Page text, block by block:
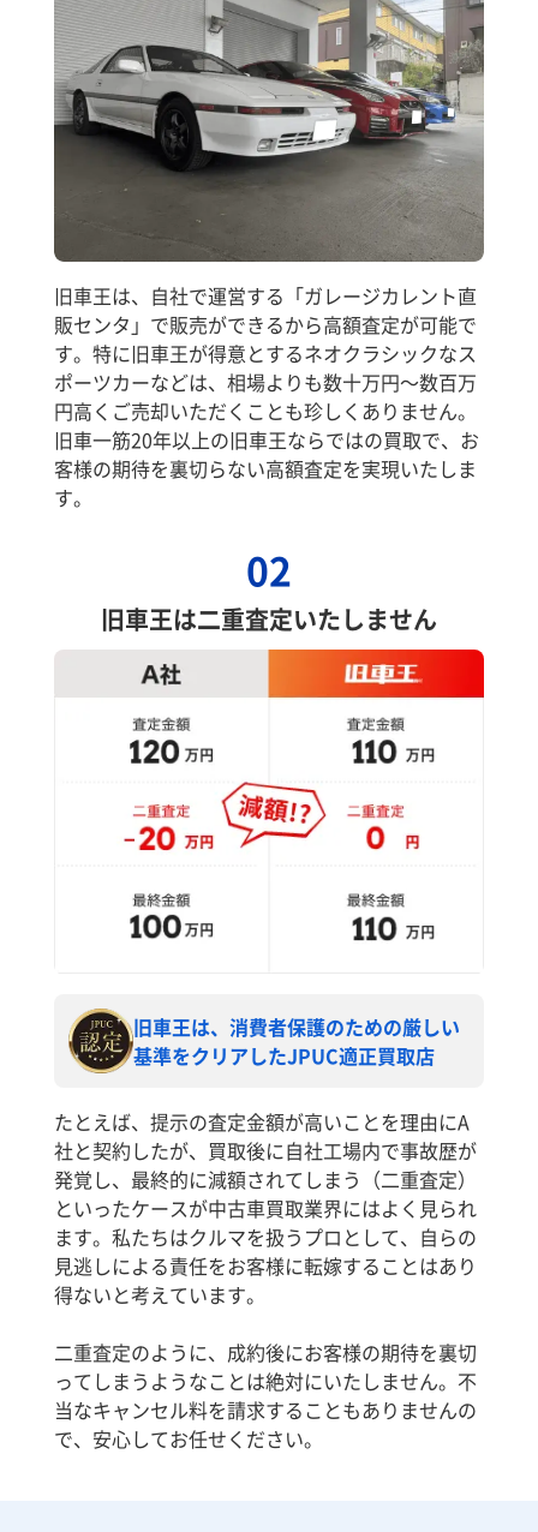
旧車王は、自社で運営する「ガレージカレント直
販センタ」で販売ができるから高額査定が可能で
す。特に旧車王が得意とするネオクラシックなス
ポーツカーなどは、相場よりも数十万円～数百万
円高くご売却いただくことも珍しくありません。
旧車一筋20年以上の旧車王ならではの買取で、お
客様の期待を裏切らない高額査定を実現いたしま
す。
02
旧車王は二重査定いたしません
旧車王は、消費者保護のための厳しい
基準をクリアしたJPUC適正買取店
たとえば、提示の査定金額が高いことを理由にA
社と契約したが、買取後に自社工場内で事故歴が
発覚し、最終的に減額されてしまう（二重査定）
といったケースが中古車買取業界にはよく見られ
ます。私たちはクルマを扱うプロとして、自らの
見逃しによる責任をお客様に転嫁することはあり
得ないと考えています。
二重査定のように、成約後にお客様の期待を裏切
ってしまうようなことは絶対にいたしません。不
当なキャンセル料を請求することもありませんの
で、安心してお任せください。